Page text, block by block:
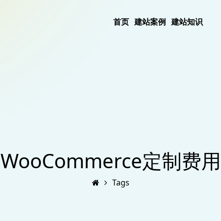
首页 建站案例 建站知识
WooCommerce定制费用
Tags